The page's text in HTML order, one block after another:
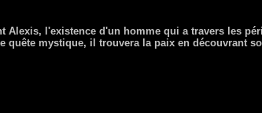
Alexis, l'existence d'un homme qui a travers les
quête mystique, il trouvera la paix en découvrant